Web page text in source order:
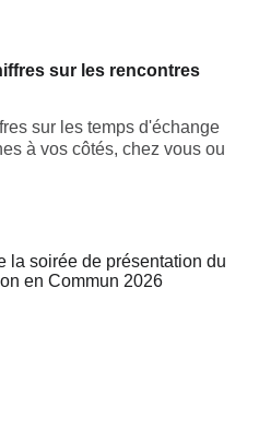
sur les rencontres
sur les temps d'échange
à vos côtés, chez vous ou